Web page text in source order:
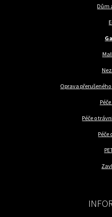
Dům
Oprava
Péče o
Péče